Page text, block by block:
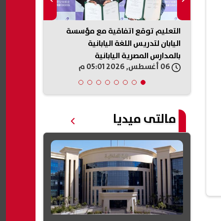
التعليم توقع اتفاقية مع مؤسسة
اليابان لتدريس اللغة اليابانية
بالمدارس المصرية اليابانية
مالتى ميديا